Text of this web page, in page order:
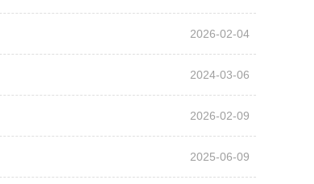
2026-02-04
2024-03-06
2026-02-09
2025-06-09